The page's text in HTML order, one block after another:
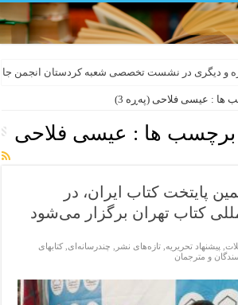
و دیگری در نشست تخصصی شعبه کردستان انجمن
به نەغمەی قەڵەمی «ئالی»
ها : عیسی فلاحی (پەڕە 3)
برچسب ها : عیسی فلاحی
پایتخت کتاب ایران، در
کتاب تهران برگزار می‌شود
پیشنهاد تحریریه ,تازەهای نشر چندرسانه‌ای ,کتابهای
و مترجمان